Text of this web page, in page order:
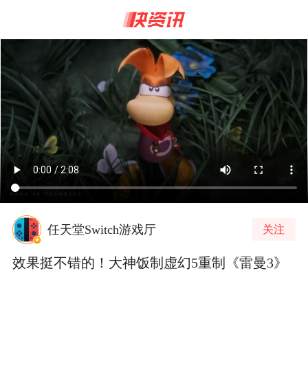
任天堂Switch游戏厅 关注
效果挺不错的！大神饭制虚幻5重制《雷曼3》